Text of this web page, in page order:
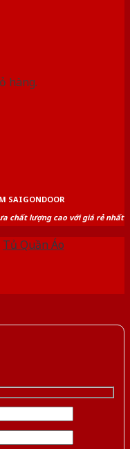
hàng.
SAIGONDOOR
chất lượng cao với giá rẻ nhất
Tủ Quần Áo